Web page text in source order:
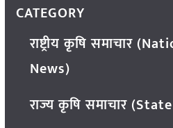
CATEGORY
राष्ट्रीय कृषि समाचार
News)
राज्य कृषि समाचार